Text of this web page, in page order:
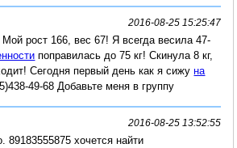
2016-08-25 15:25:47
рост 166, вес 67! Я всегда весила 47-
поправилась до 75 кг! Скинула 8 кг,
Сегодня первый день как я сижуна
49-68 Добавьте меня в группу
2016-08-25 13:52:55
хочется найти